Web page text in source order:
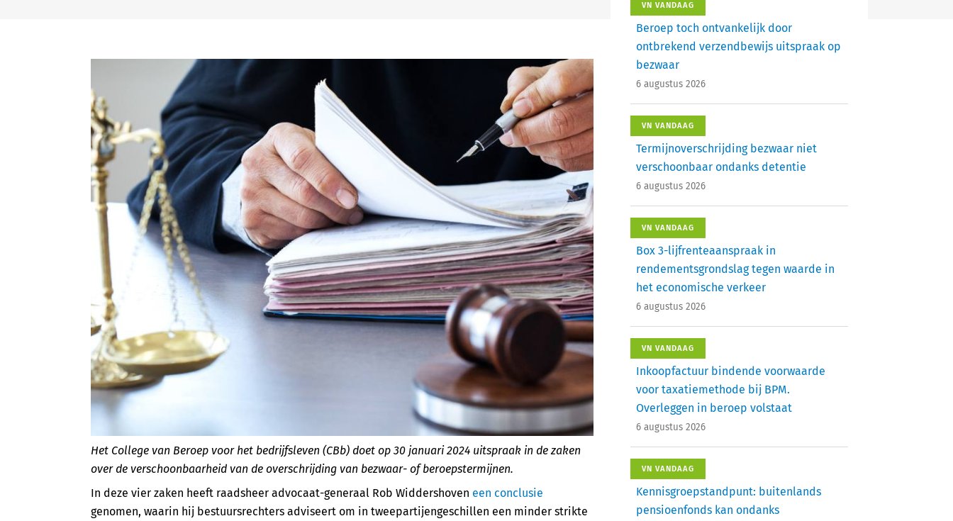
Het College van Beroep voor het bedrijfsleven (CBb) doet op 30 januari 2024 uitspraak in de zaken
over de verschoonbaarheid van de overschrijding van bezwaar- of beroepstermijnen.
In deze vier zaken heeft raadsheer advocaat-generaal Rob Widdershoven een conclusie
genomen, waarin hij bestuursrechters adviseert om in tweepartijengeschillen een minder strikte
VN VANDAAG
Beroep toch ontvankelijk door
ontbrekend verzendbewijs uitspraak op
bezwaar
6 augustus 2026
VN VANDAAG
Termijnoverschrijding bezwaar niet
verschoonbaar ondanks detentie
6 augustus 2026
VN VANDAAG
Box 3-lijfrenteaanspraak in
rendementsgrondslag tegen waarde in
het economische verkeer
6 augustus 2026
VN VANDAAG
Inkoopfactuur bindende voorwaarde
voor taxatiemethode bij BPM.
Overleggen in beroep volstaat
6 augustus 2026
VN VANDAAG
Kennisgroepstandpunt: buitenlands
pensioenfonds kan ondanks